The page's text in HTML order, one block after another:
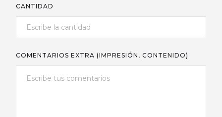
CANTIDAD
COMENTARIOS EXTRA (IMPRESIÓN, CONTENIDO)